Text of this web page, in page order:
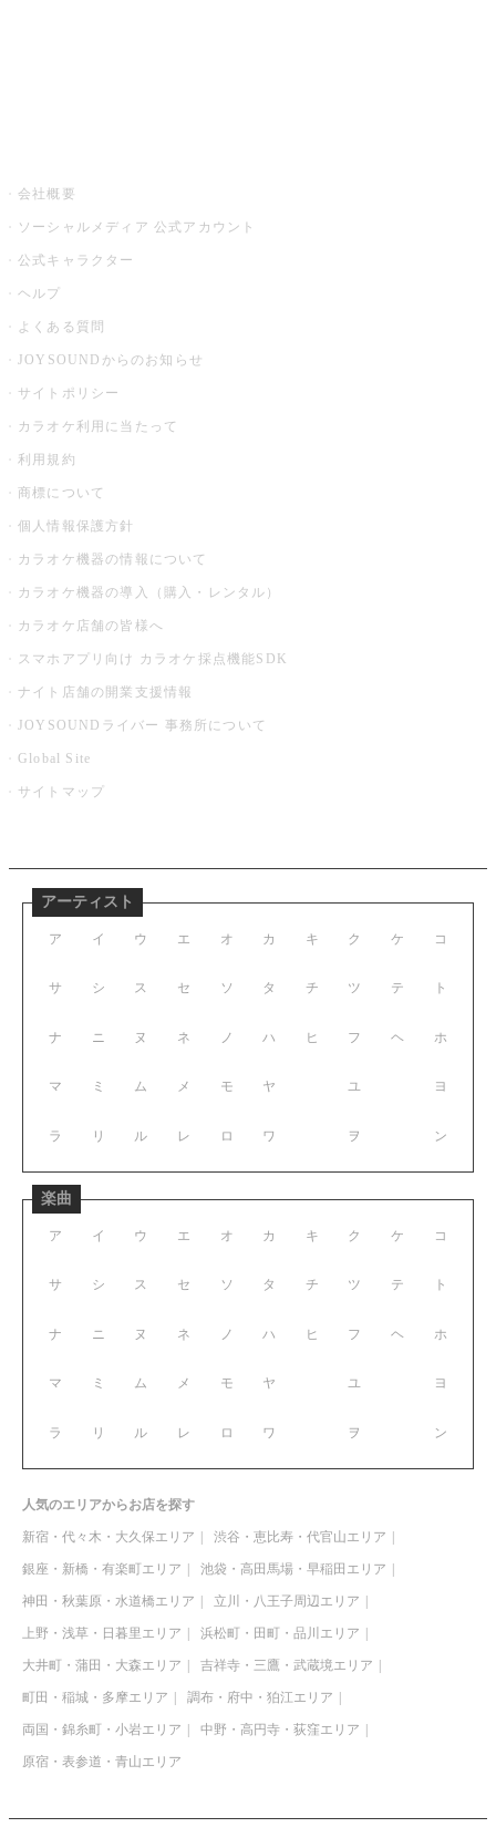
会社概要
ソーシャルメディア 公式アカウント
公式キャラクター
ヘルプ
よくある質問
JOYSOUNDからのお知らせ
サイトポリシー
カラオケ利用に当たって
利用規約
商標について
個人情報保護方針
カラオケ機器の情報について
カラオケ機器の導入（購入・レンタル）
カラオケ店舗の皆様へ
スマホアプリ向け カラオケ採点機能SDK
ナイト店舗の開業支援情報
JOYSOUNDライバー 事務所について
Global Site
サイトマップ
アーティスト
ア イ ウ エ オ
サ シ ス セ ソ
ナ ニ ヌ ネ ノ
マ ミ ム メ モ
ラ リ ル レ ロ
カ キ ク ケ コ
タ チ ツ テ ト
ハ ヒ フ ヘ ホ
ヤ ユ ヨ
ワ ヲ ン
楽曲
ア イ ウ エ オ
サ シ ス セ ソ
ナ ニ ヌ ネ ノ
マ ミ ム メ モ
ラ リ ル レ ロ
カ キ ク ケ コ
タ チ ツ テ ト
ハ ヒ フ ヘ ホ
ヤ ユ ヨ
ワ ヲ ン
人気のエリアからお店を探す
新宿・代々木・大久保エリア 渋谷・恵比寿・代官山エリア
銀座・新橋・有楽町エリア 池袋・高田馬場・早稲田エリア
神田・秋葉原・水道橋エリア 立川・八王子周辺エリア
上野・浅草・日暮里エリア 浜松町・田町・品川エリア
大井町・蒲田・大森エリア 吉祥寺・三鷹・武蔵境エリア
町田・稲城・多摩エリア 調布・府中・狛江エリア
両国・錦糸町・小岩エリア 中野・高円寺・荻窪エリア
原宿・表参道・青山エリア